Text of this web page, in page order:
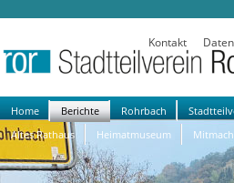
Kontakt
Navigation
überspringen
Home Berichte Rohrbach
Altes Rathaus
Heimatmuseum